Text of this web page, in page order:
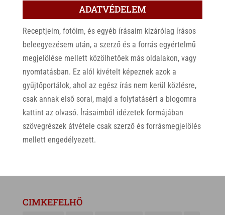
ADATVÉDELEM
Receptjeim, fotóim, és egyéb írásaim kizárólag írásos
beleegyezésem után, a szerző és a forrás egyértelmű
megjelölése mellett közölhetőek más oldalakon, vagy
nyomtatásban. Ez alól kivételt képeznek azok a
gyűjtőportálok, ahol az egész írás nem kerül közlésre,
csak annak első sorai, majd a folytatásért a blogomra
kattint az olvasó. Írásaimból idézetek formájában
szövegrészek átvétele csak szerző és forrásmegjelölés
mellett engedélyezett.
CIMKEFELHŐ